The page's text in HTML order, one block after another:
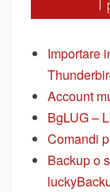
I
Importare
Account
BgLUG –
Comandi
Backup o